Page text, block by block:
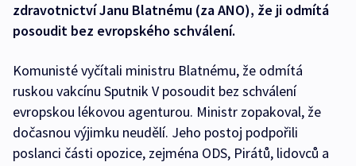
zdravotnictví Janu Blatnému (za ANO), že ji odmítá
posoudit bez evropského schválení.
Komunisté vyčítali ministru Blatnému, že odmítá
ruskou vakcínu Sputnik V posoudit bez schválení
evropskou lékovou agenturou. Ministr zopakoval, že
dočasnou výjimku neudělí. Jeho postoj podpořili
poslanci části opozice, zejména ODS, Pirátů, lidovců a